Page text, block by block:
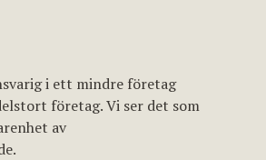
i ett mindre företag
företag. Vi ser det som
av